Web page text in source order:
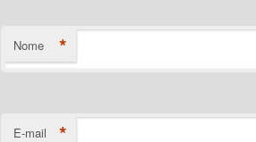
Nome *
E-mail *